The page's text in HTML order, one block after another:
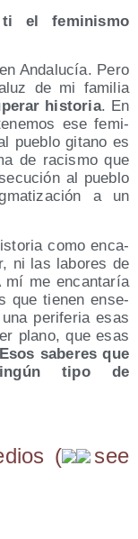
el femi­nis­mo
Anda­lu­cía. Pero
de mi fami­lia
his­to­ria. En
ese femi­
pue­blo gitano es
de racis­mo que
al pue­blo
a un
como enca­
ni las labo­res de
mí me encan­ta­ría
que tie­nen ense­
peri­fe­ria esas
plano, que esas
Esos sabe­res que
tipo de
(
see